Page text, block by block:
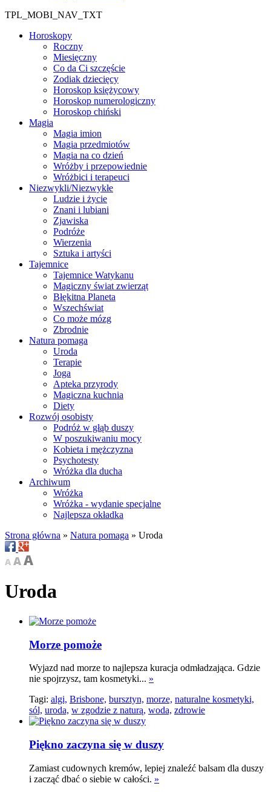
TPL_MOBI_NAV_TXT
Horoskopy
Roczny
Miesięczny
Co da Ci szczęście
Zodiak dziecięcy
Horoskop księżycowy
Horoskop numerologiczny
Horoskop chiński
Magia
Magia imion
Magia przedmiotów
Magia na co dzień
Wróżby i przepowiednie
Wróżbici i terapeuci
Niezwykli/Niezwykłe
Ludzie i życie
Znani i lubiani
Zjawiska
Podróże
Wierzenia
Sztuka i artyści
Tajemnice
Tajemnice Watykanu
Magiczny świat zwierząt
Błękitna Planeta
Wszechświat
Co może mózg
Zbrodnie
Natura pomaga
Uroda
Terapie
Joga
Apteka przyrody
Magiczna kuchnia
Diety
Rozwój osobisty
Podróż w głąb duszy
W poszukiwaniu mocy
Kobieta i mężczyzna
Psychotesty
Wróżka dla ducha
Archiwum
Wróżka
Wróżka - wydanie specjalne
Najlepsza okładka
Strona główna » Natura pomaga » Uroda
Uroda
Morze pomoże
Wyjazd nad morze to najlepsza kuracja odmładzająca. Gdzie
nie spojrzysz, tam kosmetyki... »
Tagi: algi, Brisbone, bursztyn, morze, naturalne kosmetyki,
sól, uroda, w zgodzie z naturą, woda, zdrowie
Piękno zaczyna się w duszy
Zamiast cudownych kremów, lepiej znaleźć balsam dla duszy
i zacząć dbać o siebie w całości. »